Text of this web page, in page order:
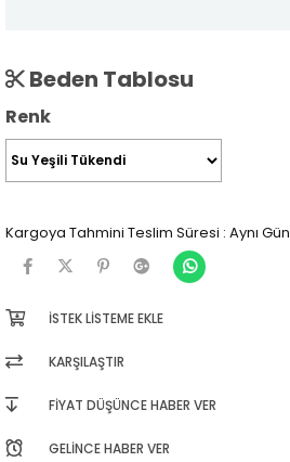
Beden Tablosu
Renk
Kargoya Tahmini Teslim Süresi : Aynı Gün
İSTEK LISTEME EKLE
KARŞILAŞTIR
FIYAT DÜŞÜNCE HABER VER
GELINCE HABER VER